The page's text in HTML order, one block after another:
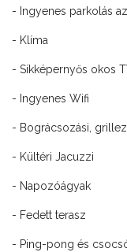
- Ingyenes parkolás
- Klíma
- Síkképernyős okos
- Ingyenes Wifi
- Bográcsozási,
- Kültéri Jacuzzi
- Napozóágyak
- Fedett terasz
- Ping-pong és